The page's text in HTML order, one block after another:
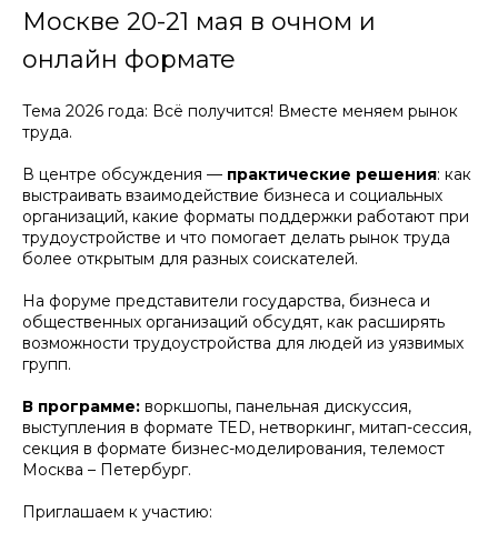
Москве 20-21 мая в очном и
онлайн формате
Тема 2026 года: Всё получится! Вместе меняем рынок
труда.
В центре обсуждения — практические решения: как
выстраивать взаимодействие бизнеса и социальных
организаций, какие форматы поддержки работают при
трудоустройстве и что помогает делать рынок труда
более открытым для разных соискателей.
На форуме представители государства, бизнеса и
общественных организаций обсудят, как расширять
возможности трудоустройства для людей из уязвимых
групп.
В программе: воркшопы, панельная дискуссия,
выступления в формате TED, нетворкинг, митап-сессия,
секция в формате бизнес-моделирования, телемост
Москва – Петербург.
Приглашаем к участию: